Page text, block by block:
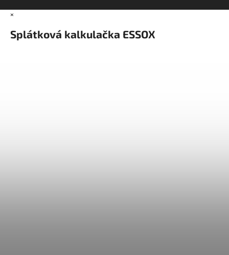
×
Splátková kalkulačka ESSOX